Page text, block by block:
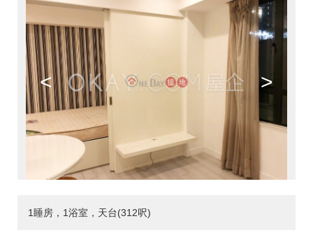
< >
1睡房，1浴室，天台(312呎)